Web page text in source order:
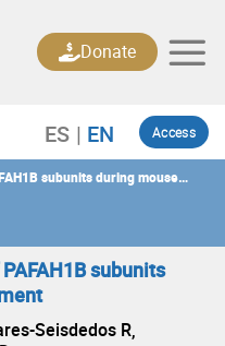
Access
Donate
subunits during mouse
subunits
Seisdedos R,